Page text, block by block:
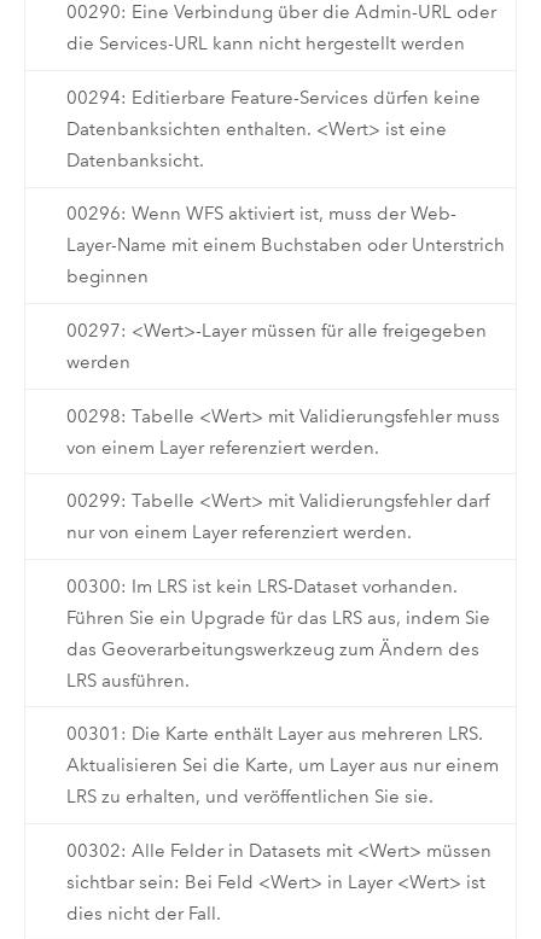
00290: Eine Verbindung über die Admin-URL oder
die Services-URL kann nicht hergestellt werden
00294: Editierbare Feature-Services dürfen keine
Datenbanksichten enthalten. <Wert> ist eine
Datenbanksicht.
00296: Wenn WFS aktiviert ist, muss der Web-
Layer-Name mit einem Buchstaben oder Unterstrich
beginnen
00297: <Wert>-Layer müssen für alle freigegeben
werden
00298: Tabelle <Wert> mit Validierungsfehler muss
von einem Layer referenziert werden.
00299: Tabelle <Wert> mit Validierungsfehler darf
nur von einem Layer referenziert werden.
00300: Im LRS ist kein LRS-Dataset vorhanden.
Führen Sie ein Upgrade für das LRS aus, indem Sie
das Geoverarbeitungswerkzeug zum Ändern des
LRS ausführen.
00301: Die Karte enthält Layer aus mehreren LRS.
Aktualisieren Sei die Karte, um Layer aus nur einem
LRS zu erhalten, und veröffentlichen Sie sie.
00302: Alle Felder in Datasets mit <Wert> müssen
sichtbar sein: Bei Feld <Wert> in Layer <Wert> ist
dies nicht der Fall.